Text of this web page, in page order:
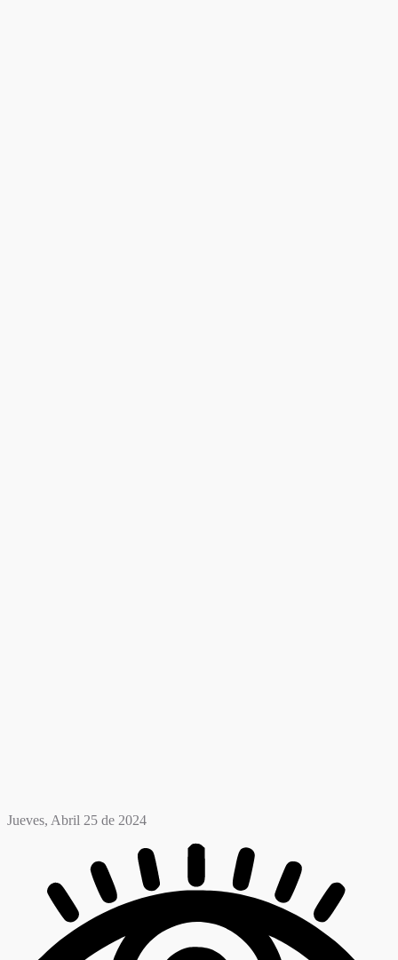
Jueves, Abril 25 de 2024